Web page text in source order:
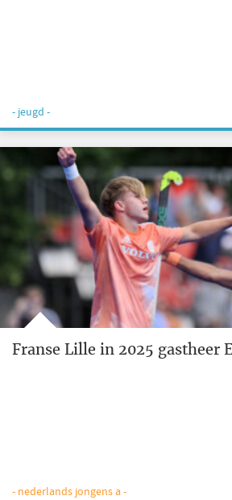
- jeugd -
Franse Lille in 2025 gastheer
- nederlands jongens a -